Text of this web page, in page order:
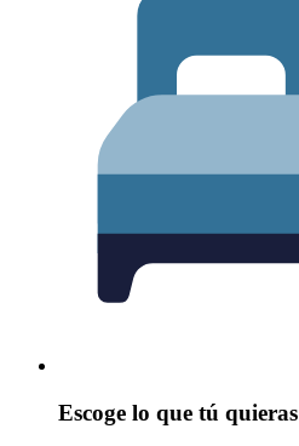
Escoge lo que tú quieras